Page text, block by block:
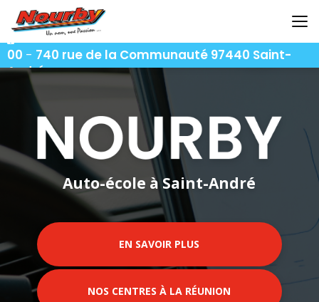
contenu
principal
06 92 92 25 51-06 92 62 62 91-06 92 94 94
00 - 740 rue de la Communauté 97440 Saint-
André
Auto-école à Saint-André
EN SAVOIR PLUS
NOS CENTRES À LA RÉUNION